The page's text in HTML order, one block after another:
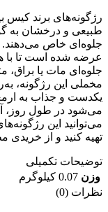
برند کیس
و درخشان به
خاص می‌دهند.
شده است تا با هر
مات یا براق،
این رژگونه،
و جذاب به ارمغان
در طول روز، آرایش
این رژگونه‌های
کنید و از خریدی
تکمیلی
0.07 کیلوگرم
(0)